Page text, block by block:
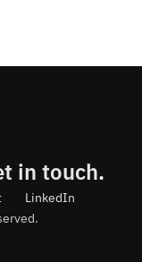
in touch.
LinkedIn